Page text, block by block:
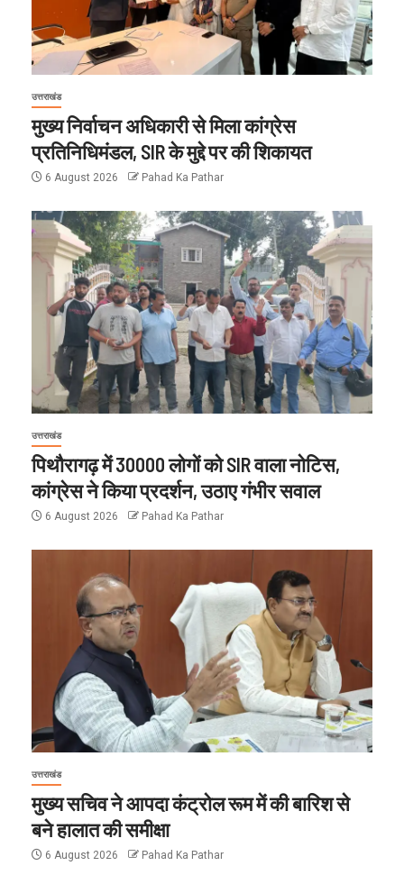
उत्तराखंड
मुख्य निर्वाचन अधिकारी से मिला कांग्रेस
प्रतिनिधिमंडल, SIR के मुद्दे पर की शिकायत
6 August 2026 Pahad Ka Pathar
उत्तराखंड
पिथौरागढ़ में 30000 लोगों को SIR वाला नोटिस,
कांग्रेस ने किया प्रदर्शन, उठाए गंभीर सवाल
6 August 2026 Pahad Ka Pathar
उत्तराखंड
मुख्य सचिव ने आपदा कंट्रोल रूम में की बारिश से
बने हालात की समीक्षा
6 August 2026 Pahad Ka Pathar